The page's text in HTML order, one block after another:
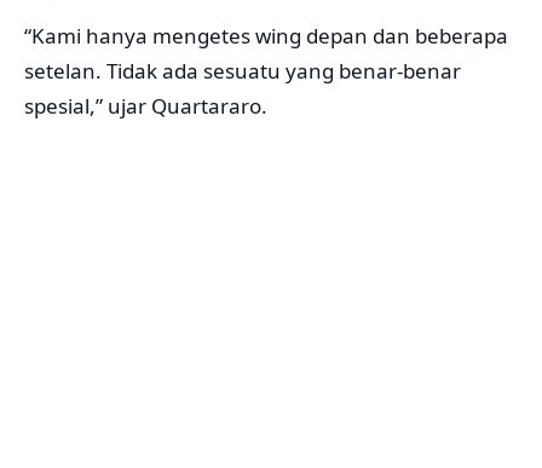
“Kami hanya mengetes wing depan dan beberapa
setelan. Tidak ada sesuatu yang benar-benar
spesial,” ujar Quartararo.